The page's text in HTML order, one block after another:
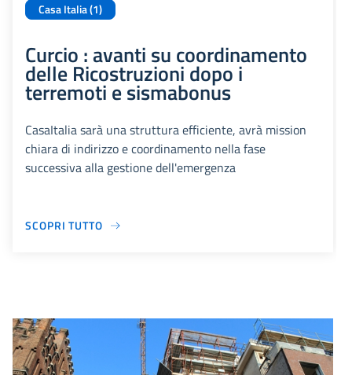
Casa Italia (1)
Curcio : avanti su coordinamento
delle Ricostruzioni dopo i
terremoti e sismabonus
CasaItalia sarà una struttura efficiente, avrà mission
chiara di indirizzo e coordinamento nella fase
successiva alla gestione dell'emergenza
SCOPRI TUTTO